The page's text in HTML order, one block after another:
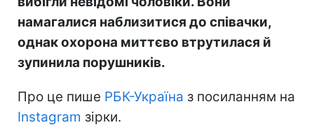
намагалися наблизитися до співачки,
однак охорона миттєво втрутилася й
зупинила порушників.
Про це пише РБК-Україна з посиланням на
Instagram зірки.